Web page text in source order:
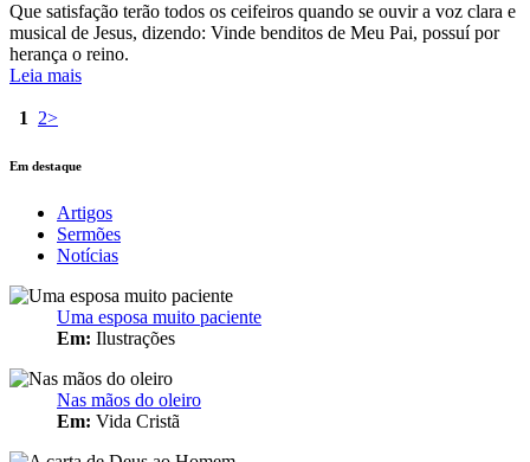
Que satisfação terão todos os ceifeiros quando se ouvir a voz clara e
musical de Jesus, dizendo: Vinde benditos de Meu Pai, possuí por
herança o reino.
Leia mais
1 2>
Em destaque
Artigos
Sermões
Notícias
Uma esposa muito paciente
Em: Ilustrações
Nas mãos do oleiro
Em: Vida Cristã